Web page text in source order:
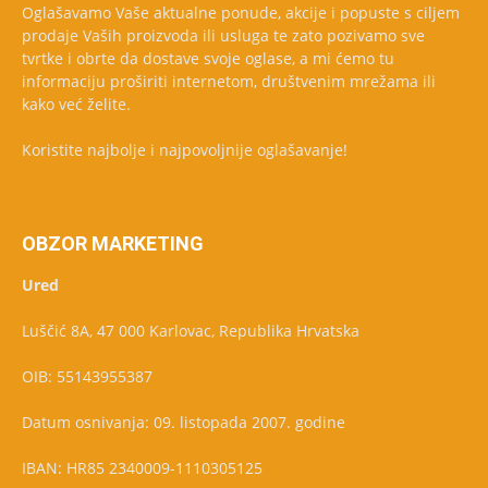
Oglašavamo Vaše aktualne ponude, akcije i popuste s ciljem
prodaje Vaših proizvoda ili usluga te zato pozivamo sve
tvrtke i obrte da dostave svoje oglase, a mi ćemo tu
informaciju proširiti internetom, društvenim mrežama ili
kako već želite.
Koristite najbolje i najpovoljnije oglašavanje!
OBZOR MARKETING
Ured
Luščić 8A, 47 000 Karlovac, Republika Hrvatska
OIB: 55143955387
Datum osnivanja: 09. listopada 2007. godine
IBAN: HR85 2340009-1110305125